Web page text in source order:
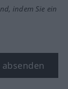
indem Sie ein
absenden